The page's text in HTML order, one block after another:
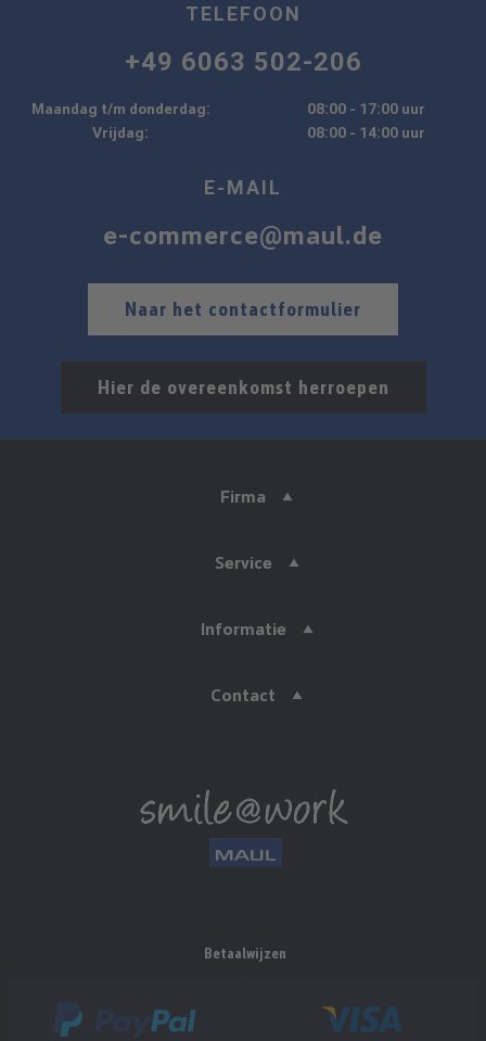
TELEFOON
+49 6063 502-206
Maandag t/m donderdag:
08:00 - 17:00 uur
Vrijdag:
08:00 - 14:00 uur
E-MAIL
e-commerce@maul.de
Naar het contactformulier
Hier de overeenkomst herroepen
Firma
Service
Informatie
Contact
Betaalwijzen